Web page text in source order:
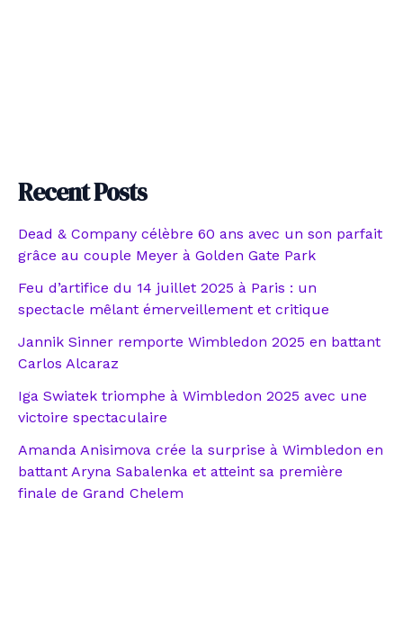
Recent Posts
Dead & Company célèbre 60 ans avec un son parfait
grâce au couple Meyer à Golden Gate Park
Feu d’artifice du 14 juillet 2025 à Paris : un
spectacle mêlant émerveillement et critique
Jannik Sinner remporte Wimbledon 2025 en battant
Carlos Alcaraz
Iga Swiatek triomphe à Wimbledon 2025 avec une
victoire spectaculaire
Amanda Anisimova crée la surprise à Wimbledon en
battant Aryna Sabalenka et atteint sa première
finale de Grand Chelem